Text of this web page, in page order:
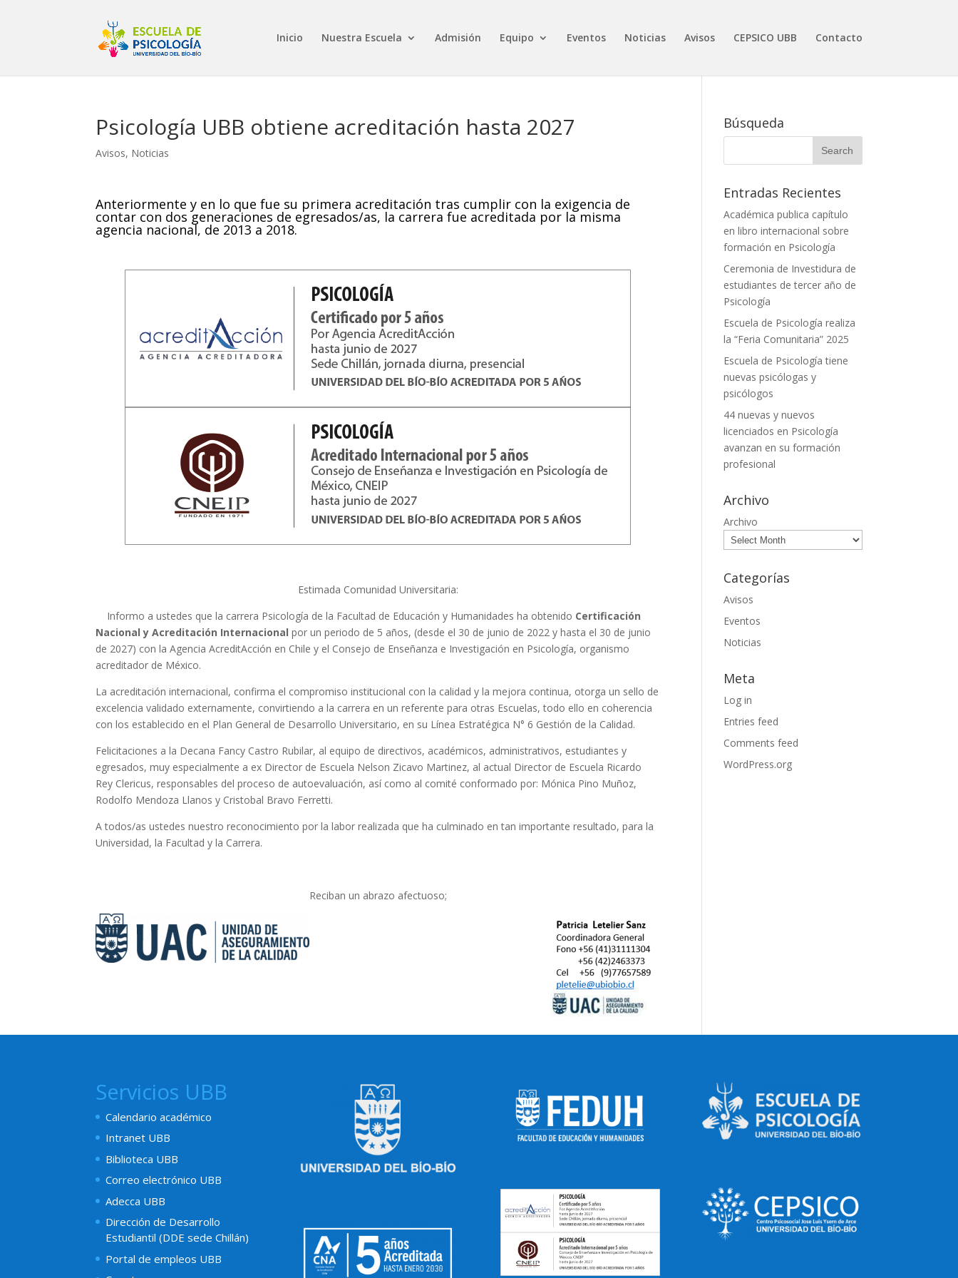
Inicio Nuestra Escuela Admisión Equipo Eventos Noticias Avisos CEPSICO UBB Contacto
Psicología UBB obtiene acreditación hasta 2027
Avisos, Noticias
Anteriormente y en lo que fue su primera acreditación tras cumplir con la exigencia de
contar con dos generaciones de egresados/as, la carrera fue acreditada por la misma
agencia nacional, de 2013 a 2018.
Estimada Comunidad Universitaria:
Informo a ustedes que la carrera Psicología de la Facultad de Educación y Humanidades ha obtenido Certificación
Nacional y Acreditación Internacional por un periodo de 5 años, (desde el 30 de junio de 2022 y hasta el 30 de junio
de 2027) con la Agencia AcreditAcción en Chile y el Consejo de Enseñanza e Investigación en Psicología, organismo
acreditador de México.
La acreditación internacional, confirma el compromiso institucional con la calidad y la mejora continua, otorga un sello de
excelencia validado externamente, convirtiendo a la carrera en un referente para otras Escuelas, todo ello en coherencia
con los establecido en el Plan General de Desarrollo Universitario, en su Línea Estratégica N° 6 Gestión de la Calidad.
Felicitaciones a la Decana Fancy Castro Rubilar, al equipo de directivos, académicos, administrativos, estudiantes y
egresados, muy especialmente a ex Director de Escuela Nelson Zicavo Martinez, al actual Director de Escuela Ricardo
Rey Clericus, responsables del proceso de autoevaluación, así como al comité conformado por: Mónica Pino Muñoz,
Rodolfo Mendoza Llanos y Cristobal Bravo Ferretti.
A todos/as ustedes nuestro reconocimiento por la labor realizada que ha culminado en tan importante resultado, para la
Universidad, la Facultad y la Carrera.
Reciban un abrazo afectuoso;
Búsqueda
Entradas Recientes
Académica publica capítulo
en libro internacional sobre
formación en Psicología
Ceremonia de Investidura de
estudiantes de tercer año de
Psicología
Escuela de Psicología realiza
la “Feria Comunitaria” 2025
Escuela de Psicología tiene
nuevas psicólogas y
psicólogos
44 nuevas y nuevos
licenciados en Psicología
avanzan en su formación
profesional
Archivo
Archivo
Categorías
Avisos
Eventos
Noticias
Meta
Log in
Entries feed
Comments feed
WordPress.org
Servicios UBB
Calendario académico
Intranet UBB
Biblioteca UBB
Correo electrónico UBB
Adecca UBB
Dirección de Desarrollo
Estudiantil (DDE sede Chillán)
Portal de empleos UBB